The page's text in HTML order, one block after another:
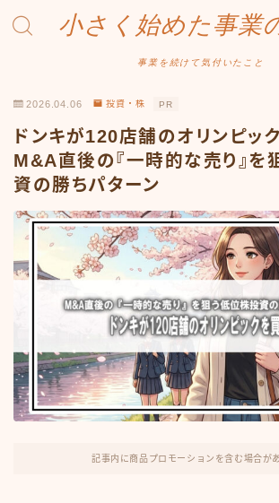
小さく始めた事業
事業を続けて気付いたこと
Amazonせどり
トラブル事例
出品ノウハウ
フリマ物販
Yahoo出品
メルカリ販売
投資・株
FX・仮想通貨
リスキング・ラーニング
2026.04.06 投資・株 PR
ドンキが120店舗のオリンピッ
M&A直後の『一時的な売り』を
資の勝ちパターン
記事内に商品プロモーションを含む場合が